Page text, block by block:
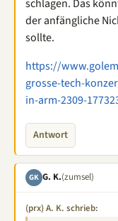
schlagen. Das
der anfängliche
sollte.
https://
grosse-tech-
in-arm-2309-
Antwort
GK G. K.(zumsel)
(prx) A. K. schrieb: